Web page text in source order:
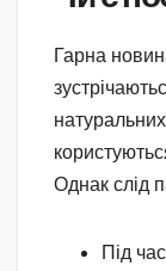
Гарна
Однак слід
Під